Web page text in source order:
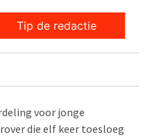
Tip de redactie
voor jonge
die elf keer toesloeg